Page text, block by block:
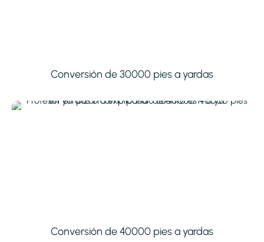
Conversión de 30000 pies a yardas
Conversión de 40000 pies a yardas